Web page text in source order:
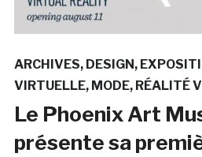
ARCHIVES DESIGN
VIRTUELLE MODE RÉALITÉ
Le Phoenix Art
présente sa